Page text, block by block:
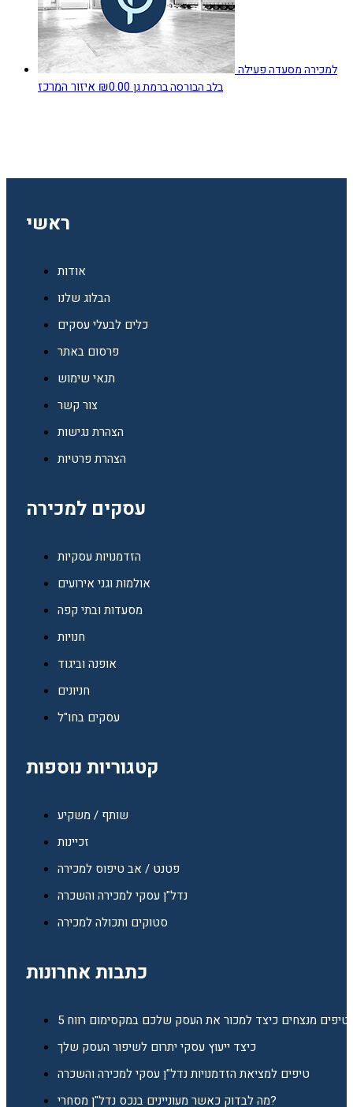
למכירה מסעדה פעילה
בלב הבורסה ברמת גן₪0.00איזור המרכז
ראשי
אודות
הבלוג שלנו
כלים לבעלי עסקים
פרסום באתר
תנאי שימוש
צור קשר
הצהרת נגישות
הצהרת פרטיות
עסקים למכירה
הזדמנויות עסקיות
אולמות וגני אירועים
מסעדות ובתי קפה
חנויות
אופנה וביגוד
חניונים
עסקים בחו"ל
קטגוריות נוספות
שותף / משקיע
זכיינות
פטנט / אב טיפוס למכירה
נדל"ן עסקי למכירה והשכרה
סטוקים ותכולה למכירה
כתבות אחרונות
5 טיפים מנצחים כיצד למכור את העסק שלכם במקסימום רווח
כיצד ייעוץ עסקי יתרום לשיפור העסק שלך
טיפים למציאת הזדמנויות נדל"ן עסקי למכירה והשכרה
מה לבדוק כאשר מעוניינים בנכס נדל"ן מסחרי?